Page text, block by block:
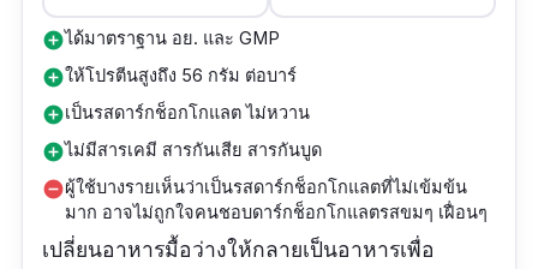
add_circleได้มาตราฐาน อย. และ GMP
add_circleให้โปรตีนสูงถึง 56 กรัม ต่อบาร์
add_circleเป็นรสดาร์กช็อกโกแลต ไม่หวาน
add_circleไม่มีสารเคมี สารกันเสีย สารกันบูด
remove_circleผู้ใช้บางรายเห็นว่าเป็นรสดาร์กช็อกโกแลตที่ไม่เข้มข้น
มาก อาจไม่ถูกใจคนชอบดาร์กช็อกโกแลตรสขมๆ เฝื่อนๆ
เปลี่ยนอาหารมื้อว่างให้กลายเป็นอาหารเพื่อ